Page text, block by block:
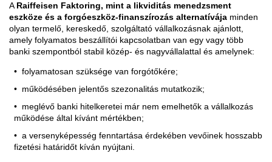
ARaiffeisen Faktoring, mint a likviditás menedzsment
eszköze és a forgóeszköz-finanszírozás alternatívája minden
olyan termelő, kereskedő, szolgáltató vállalkozásnak ajánlott,
amely folyamatos beszállítói kapcsolatban van egy vagy több
banki szempontból stabil közép- és nagyvállalattal és amelynek:
folyamatosan szüksége van forgótőkére;
működésében jelentős szezonalitás mutatkozik;
meglévő banki hitelkeretei már nem emelhetők a vállalkozás
működése által kívánt mértékben;
a versenyképesség fenntartása érdekében vevőinek hosszabb
fizetési határidőt kíván nyújtani.